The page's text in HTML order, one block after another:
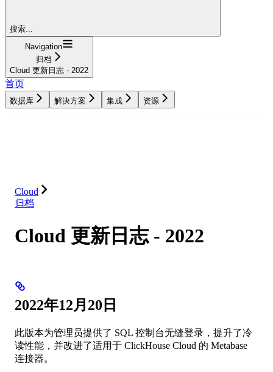
搜索...
Navigation
归档
Cloud 更新日志 - 2022
首页
数据库 解决方案 集成 资源
Cloud
归档
Cloud 更新日志 - 2022
2022年12月20日
此版本为管理员提供了 SQL 控制台无缝登录，提升了冷
读性能，并改进了适用于 ClickHouse Cloud 的 Metabase
连接器。